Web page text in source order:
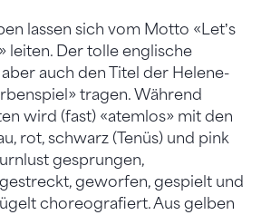
lassen sich vom Motto «Letʼs
leiten. Der tolle englische
aber auch den Titel der Helene-
tragen. Während
wird (fast) «atemlos» mit den
rot, schwarz (Tenüs) und pink
gesprungen,
geworfen, gespielt und
choreografiert. Aus gelben